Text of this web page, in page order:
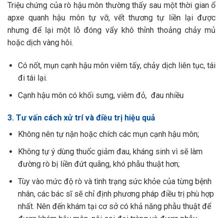
Triệu chứng của rò hậu môn thường thấy sau một thời gian ổ
apxe quanh hậu môn tự vỡ, vết thương tự liền lại được
nhưng để lại một lỗ đóng vẩy khô thỉnh thoảng chảy mủ
hoặc dịch vàng hôi.
Có nốt, mụn cạnh hậu môn viêm tấy, chảy dịch liên tục, tái
đi tái lại.
Cạnh hậu môn có khối sưng, viêm đỏ, đau nhiều
3. Tư vấn cách xử trí và điều trị hiệu quả
Không nên tự nặn hoặc chích các mụn cạnh hậu môn;
Không tự ý dùng thuốc giảm đau, kháng sinh vì sẽ làm
đường rò bị liền đứt quãng, khó phẫu thuật hơn;
Tùy vào mức độ rò và tình trạng sức khỏe của từng bệnh
nhân, các bác sĩ sẽ chỉ định phương pháp điều trị phù hợp
nhất. Nên đến khám tại cơ sở có khả năng phẫu thuật để